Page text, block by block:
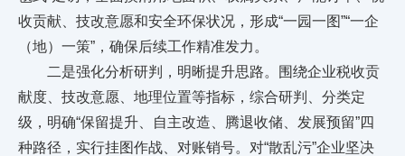
收贡献、技改意愿和安全环保状况，形成“一园一图”“一企
（地）一策”，确保后续工作精准发力。
二是强化分析研判，明晰提升思路。围绕企业税收贡
献度、技改意愿、地理位置等指标，综合研判、分类定
级，明确“保留提升、自主改造、腾退收储、发展预留”四
种路径，实行挂图作战、对账销号。对“散乱污”企业坚决